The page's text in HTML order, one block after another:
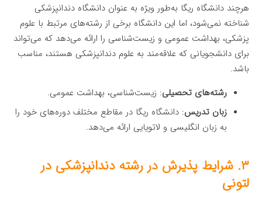
هرچند دانشگاه ریگا به‌طور ویژه به عنوان دانشگاه دندانپزشکی
شناخته نمی‌شود، اما این دانشگاه برخی از رشته‌های مرتبط با علوم
پزشکی، بهداشت عمومی و زیست‌شناسی را ارائه می‌دهد که می‌تواند
برای دانشجویانی که علاقه‌مند به علوم دندانپزشکی هستند، مناسب
باشد.
رشته‌های تحصیلی: زیست‌شناسی، بهداشت عمومی.
زبان تدریس: دانشگاه ریگا در مقاطع مختلف دوره‌های خود را
به زبان انگلیسی و لاتویایی ارائه می‌دهد.
۳. شرایط پذیرش در رشته دندانپزشکی در
لتونی